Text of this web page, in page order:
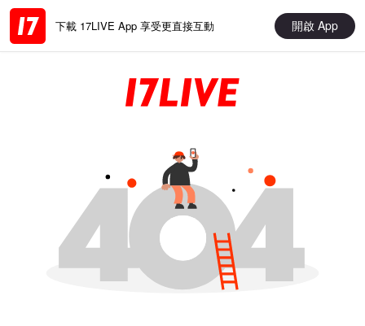
下載 17LIVE App 享受更直接互動 開啟 App